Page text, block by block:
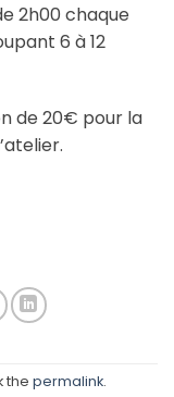
2h00 chaque
6 à 12
de 20€ pour la
the permalink.